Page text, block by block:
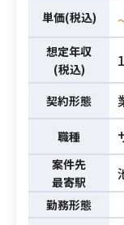
業務内容
単価(税込)
想定年収
(税込)
契約形態
職種
案件先
最寄駅
勤務形態